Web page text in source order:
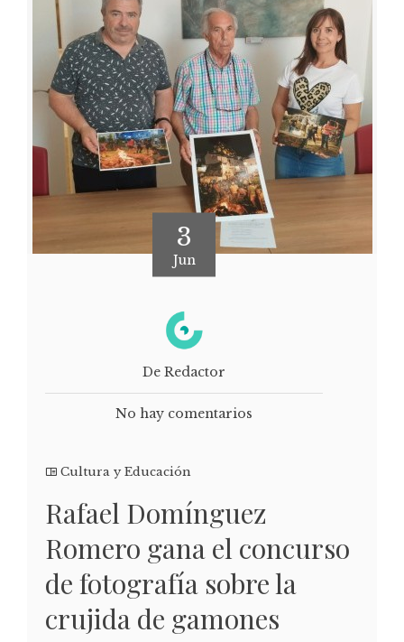
3
Jun
De Redactor
No hay comentarios
Cultura y Educación
Rafael Domínguez
Romero gana el concurso
de fotografía sobre la
crujida de gamones